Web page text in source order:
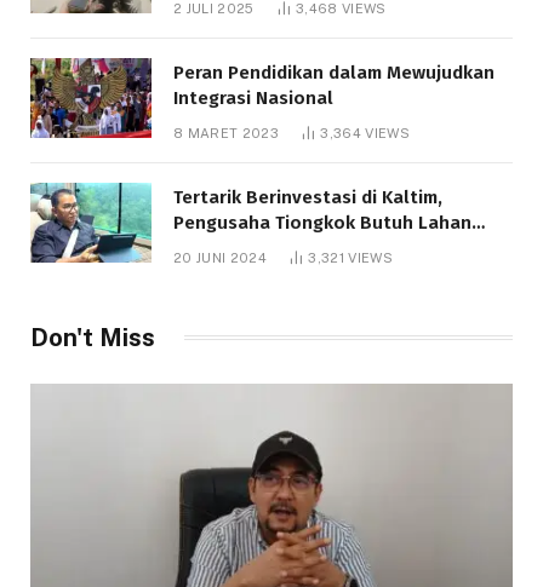
2 JULI 2025 3,468 VIEWS
Peran Pendidikan dalam Mewujudkan
Integrasi Nasional
8 MARET 2023 3,364VIEWS
Tertarik Berinvestasi di Kaltim,
Pengusaha Tiongkok Butuh Lahan
1.000 Hektare
20 JUNI 2024 3,321VIEWS
Don't Miss